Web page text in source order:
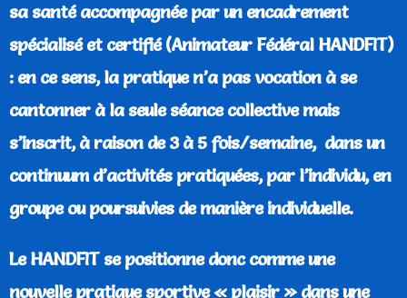
sa santé accompagnée par un encadrement
spécialisé et certifié (Animateur Fédéral HANDFIT)
: en ce sens, la pratique n’a pas vocation à se
cantonner à la seule séance collective mais
s’inscrit, à raison de 3 à 5 fois/semaine, dans un
continuum d’activités pratiquées, par l’individu, en
groupe ou poursuivies de manière individuelle.
Le HANDFIT se positionne donc comme une
nouvelle pratique sportive « plaisir » dans une